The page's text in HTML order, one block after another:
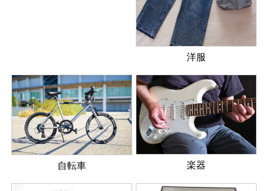
洋服
自転車 楽器